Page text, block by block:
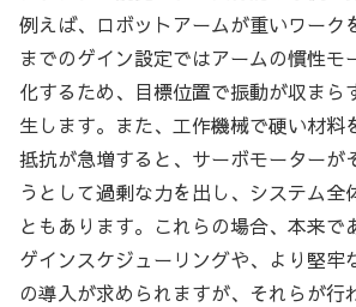
例えば、ロボットアームが重いワーク
までのゲイン設定ではアームの慣性モ
化するため、目標位置で振動が収まら
生します。また、工作機械で硬い材料
抵抗が急増すると、サーボモーターが
うとして過剰な力を出し、システム全
ともあります。これらの場合、本来で
ゲインスケジューリングや、より堅牢
の導入が求められますが、それらが行